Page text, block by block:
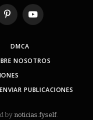
PinterestYouTube
DMCA
NOSOTROS
ENVIAR PUBLICACIONES
by noticias.fyself.